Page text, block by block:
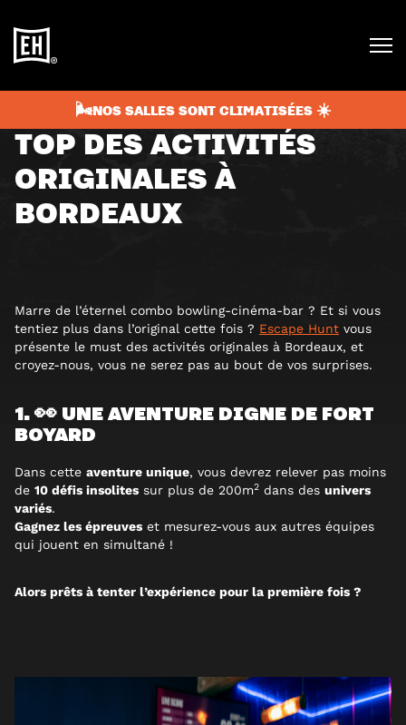
🌬️NOS SALLES SONT CLIMATISÉES ☀️
TOP DES ACTIVITÉS
ORIGINALES À
BORDEAUX
Marre de l’éternel combo bowling-cinéma-bar ? Et si vous
tentiez plus dans l’original cette fois ? Escape Hunt vous
présente le must des activités originales à Bordeaux, et
croyez-nous, vous ne serez pas au bout de vos surprises.
1. 👀 UNE AVENTURE DIGNE DE FORT
BOYARD
Dans cette aventure unique, vous devrez relever pas moins
de 10 défis insolites sur plus de 200m2 dans des univers
variés.
Gagnez les épreuves et mesurez-vous aux autres équipes
qui jouent en simultané !
Alors prêts à tenter l’expérience pour la première fois ?